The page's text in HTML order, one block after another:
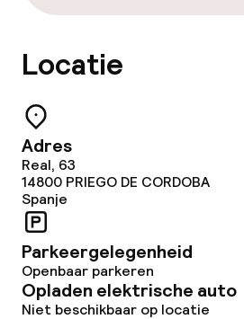
Locatie
Adres
Real, 63
14800 PRIEGO DE CORDOBA
Spanje
Parkeergelegenheid
Openbaar parkeren
Opladen elektrische auto
Niet beschikbaar op locatie